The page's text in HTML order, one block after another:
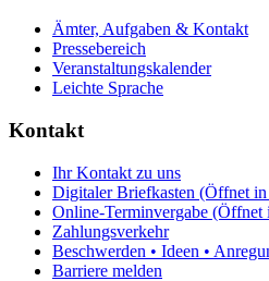
Ämter, Aufgaben & Kontakt
Pressebereich
Veranstaltungskalender
Leichte Sprache
Kontakt
Ihr Kontakt zu uns
Digitaler Briefkasten (Öffnet in
Online-Terminvergabe (Öffnet
Zahlungsverkehr
Beschwerden • Ideen •
Barriere melden